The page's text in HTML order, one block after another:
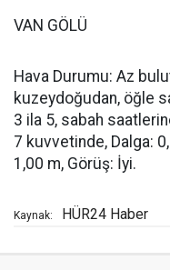
VAN GÖLÜ
Hava Durumu: Az
kuzeydoğudan, öğle
3 ila 5, sabah
7 kuvvetinde, Dalga:
1,00 m, Görüş: İyi.
Kaynak: HÜR24 Haber